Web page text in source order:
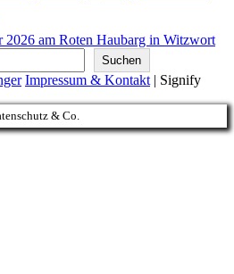
2026 am Roten Haubarg in Witzwort
Suchen
Impressum & Kontakt | Signify
& Co.